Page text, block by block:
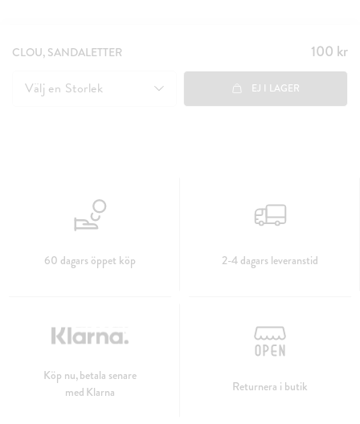
CLOU, SANDALETTER Pris:
100 kr
100 kr
Välj en Storlek EJ I LAGER
60 dagars öppet köp 2-4 dagars leveranstid
Köp nu, betala senare
med Klarna
Returnera i butik